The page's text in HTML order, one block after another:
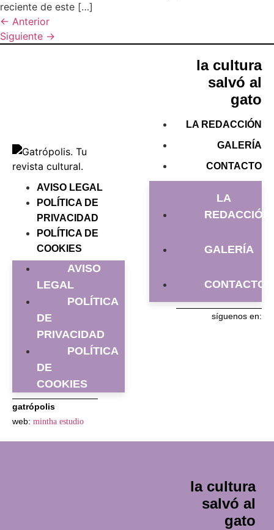
reciente de este […]
← Anterior
Siguiente →
AVISO LEGAL
POLÍTICA DE
PRIVACIDAD
POLÍTICA DE
COOKIES
AVISO
LEGAL
POLÍTICA
DE
PRIVACIDAD
POLÍTICA
DE
COOKIES
gatrópolis
web: mintha estudio
la cultura
salvó al
gato
LA REDACCIÓN
GALERÍA
CONTACTO
LA
REDACCIÓN
GALERÍA
CONTACTO
síguenos en:
la cultura
salvó al
gato